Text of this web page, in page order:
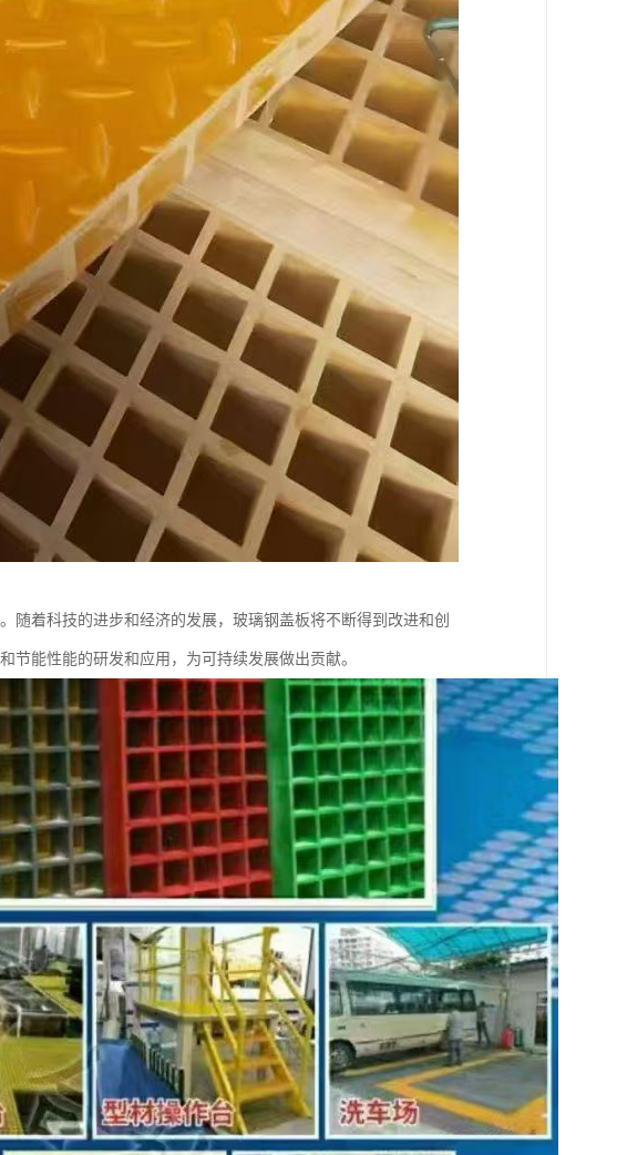
随着科技的进步和经济的发展，玻璃钢盖板将不断得到改进和创
节能性能的研发和应用，为可持续发展做出贡献。